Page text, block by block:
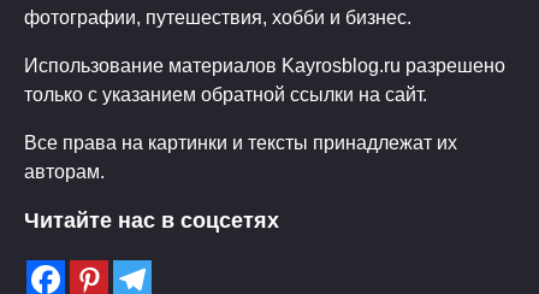
фотографии, путешествия, хобби и бизнес.
Использование материалов Kayrosblog.ru разрешено
только с указанием обратной ссылки на сайт.
Все права на картинки и тексты принадлежат их
авторам.
Читайте нас в соцсетях